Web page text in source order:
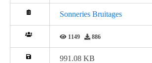
Sonneries Bruitages
1149 886
991.08 KB